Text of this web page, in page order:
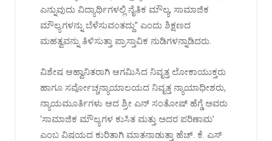
ಎನ್ನುವುದು ವಿದ್ಯಾರ್ಥಿಗಳಲ್ಲಿ ನೈತಿಕ ಮೌಲ್ಯ, ಸಾಮಾಜಿಕ
ಮೌಲ್ಯಗಳನ್ನು ಬೆಳೆಸುವಂತದ್ದು” ಎಂದು ಶಿಕ್ಷಣದ
ಮಹತ್ವವನ್ನು ತಿಳಿಸುತ್ತಾ ಪ್ರಾಸ್ತಾವಿಕ ನುಡಿಗಳನ್ನಾಡಿದರು.
ವಿಶೇಷ ಆಹ್ವಾನಿತರಾಗಿ ಆಗಮಿಸಿದ ನಿವೃತ್ತ ಲೋಕಾಯುಕ್ತರು
ಹಾಗೂ ಸರ್ವೋಚ್ಚನ್ಯಾಯಾಲಯದ ನಿವೃತ್ತ ನ್ಯಾಯಾಧೀಶರು,
ನ್ಯಾಯಮೂರ್ತಿಗಳು ಆದ ಶ್ರೀ ಎನ್ ಸಂತೋಷ್ ಹೆಗ್ಡೆ ಅವರು
‘ಸಾಮಾಜಿಕ ಮೌಲ್ಯಗಳ ಕುಸಿತ ಮತ್ತು ಅದರ ಪರಿಣಾಮ’
ಎಂಬ ವಿಷಯದ ಕುರಿತಾಗಿ ಮಾತನಾಡುತ್ತಾ ಹೆಚ್. ಕೆ. ಎಸ್